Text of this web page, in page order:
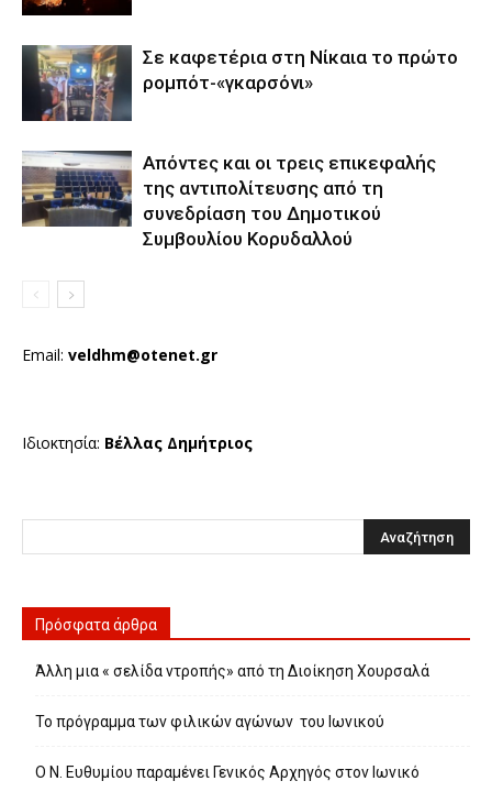
Σε καφετέρια στη Νίκαια το πρώτο
ρομπότ-«γκαρσόνι»
Απόντες και οι τρεις επικεφαλής
της αντιπολίτευσης από τη
συνεδρίαση του Δημοτικού
Συμβουλίου Κορυδαλλού
Email: veldhm@otenet.gr
Ιδιοκτησία: Βέλλας Δημήτριος
Πρόσφατα άρθρα
Άλλη μια « σελίδα ντροπής» από τη Διοίκηση Χουρσαλά
Το πρόγραμμα των φιλικών αγώνων του Ιωνικού
Ο Ν. Ευθυμίου παραμένει Γενικός Αρχηγός στον Ιωνικό